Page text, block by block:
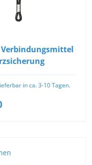
Verbindungsmittel
in ca. 3-10 Tagen.
OPTIONEN
AUSWÄHLEN